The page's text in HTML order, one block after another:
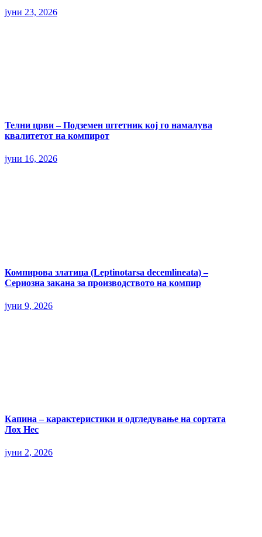
јуни 23, 2026
Телни црви – Подземен штетник кој го намалува
квалитетот на компирот
јуни 16, 2026
Компирова златица (Leptinotarsa decemlineata) –
Сериозна закана за производството на компир
јуни 9, 2026
Капина – карактеристики и одгледување на сортата
Лох Нес
јуни 2, 2026